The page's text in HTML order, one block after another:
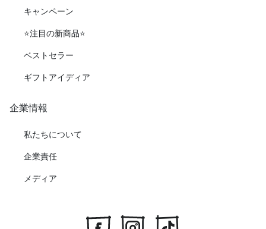
キャンペーン
⭐️注目の新商品⭐️
ベストセラー
ギフトアイディア
企業情報
私たちについて
企業責任
メディア